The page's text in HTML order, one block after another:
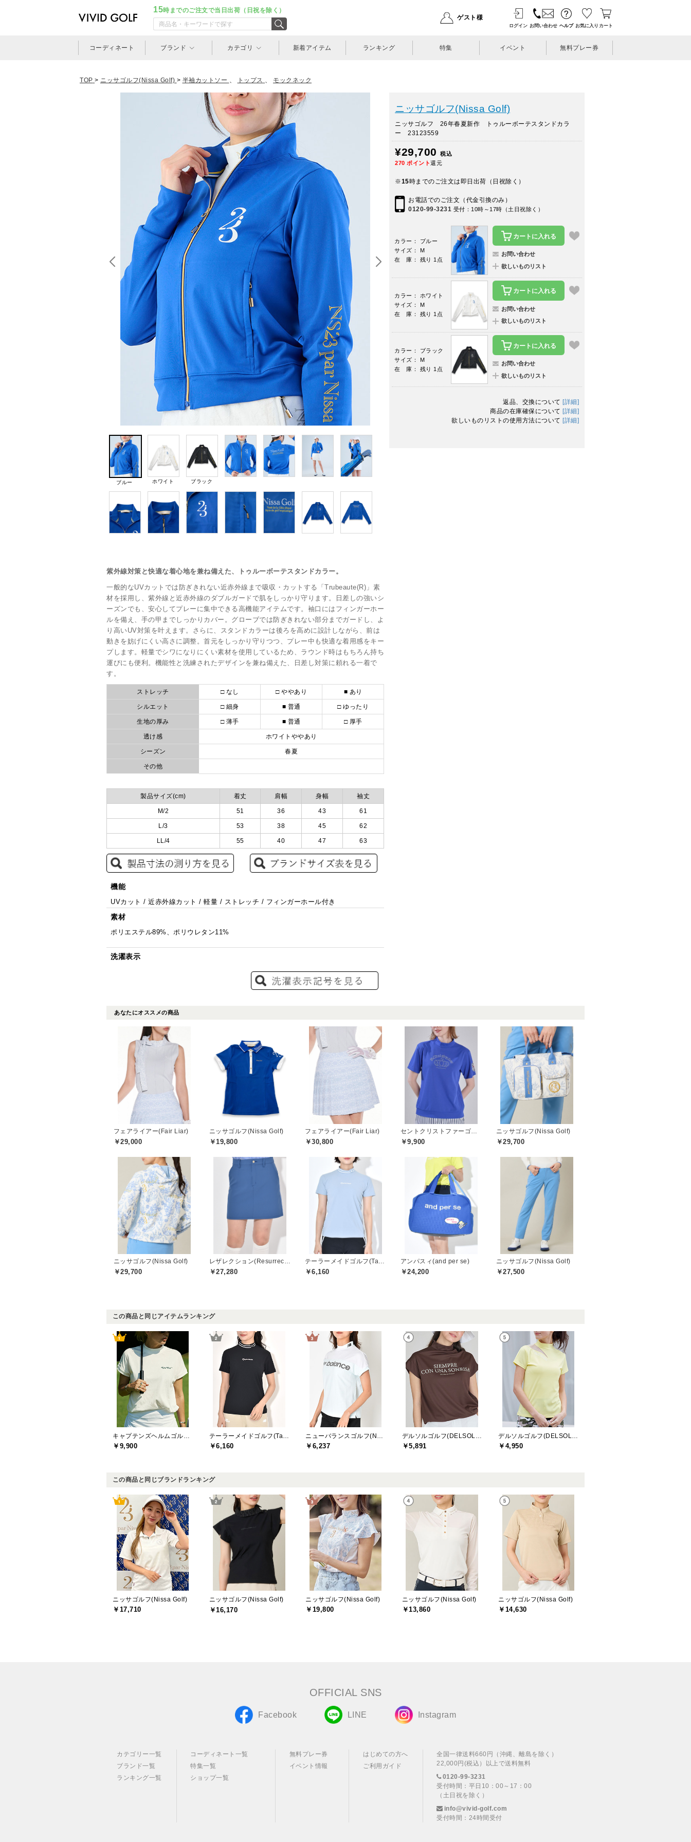
15時までのご注文で当日出荷（日祝を除く）
ゲスト様
ログイン お問い合わせ ヘルプ お気に入り カート
コーディネート ブランド カテゴリ 新着アイテム ランキング 特集 イベント 無料プレー券
TOP > ニッサゴルフ(Nissa Golf) > 半袖カットソー 、 トップス 、 モックネック
ブルー ホワイト ブラック
紫外線対策と快適な着心地を兼ね備えた、トゥルーボーテスタンドカラー。
一般的なUVカットでは防ぎきれない近赤外線まで吸収・カットする「Trubeaute(R)」素
材を採用し、紫外線と近赤外線のダブルガードで肌をしっかり守ります。日差しの強いシ
ーズンでも、安心してプレーに集中できる高機能アイテムです。袖口にはフィンガーホー
ルを備え、手の甲までしっかりカバー。グローブでは防ぎきれない部分までガードし、よ
り高いUV対策を叶えます。さらに、スタンドカラーは後ろを高めに設計しながら、前は
動きを妨げにくい高さに調整。首元をしっかり守りつつ、プレー中も快適な着用感をキー
プします。軽量でシワになりにくい素材を使用しているため、ラウンド時はもちろん持ち
運びにも便利。機能性と洗練されたデザインを兼ね備えた、日差し対策に頼れる一着で
す。
ストレッチ □ なし □ ややあり ■ あり
シルエット □ 細身 ■ 普通 □ ゆったり
生地の厚み □ 薄手 ■ 普通 □ 厚手
透け感 ホワイトややあり
シーズン 春夏
その他
製品サイズ(cm) 着丈 肩幅 身幅 袖丈
M/2 51 36 43 61
L/3 53 38 45 62
LL/4 55 40 47 63
機能
UVカット / 近赤外線カット / 軽量 / ストレッチ / フィンガーホール付き
素材
ポリエステル89%、ポリウレタン11%
洗濯表示
ニッサゴルフ(Nissa Golf)
ニッサゴルフ 26年春夏新作 トゥルーボーテスタンドカラ
ー 23123559
¥29,700
税込
270 ポイント還元
※15時までのご注文は即日出荷（日祝除く）
お電話でのご注文（代金引換のみ）
0120-99-3231 受付：10時～17時（土日祝除く）
カラー： ブルー
サイズ： M
在 庫： 残り 1点
カートに入れる
お問い合わせ
欲しいものリスト
カラー： ホワイト
サイズ： M
在 庫： 残り 1点
カートに入れる
お問い合わせ
欲しいものリスト
カラー： ブラック
サイズ： M
在 庫： 残り 1点
カートに入れる
お問い合わせ
欲しいものリスト
返品、交換について [詳細]
商品の在庫確保について [詳細]
欲しいものリストの使用方法について [詳細]
あなたにオススメの商品
フェアライアー(Fair Liar)
￥29,000
ニッサゴルフ(Nissa Golf)
￥19,800
フェアライアー(Fair Liar)
￥30,800 ￥9,900
ニッサゴルフ(Nissa Golf)
￥29,700
ニッサゴルフ(Nissa Golf)
￥29,700 ￥27,280 ￥6,160
アンパスィ(and per se)
￥24,200
ニッサゴルフ(Nissa Golf)
￥27,500
この商品と同じアイテムランキング
￥9,900 ￥6,160 ￥6,237 ￥5,891 ￥4,950
この商品と同じブランドランキング
ニッサゴルフ(Nissa Golf)
￥17,710
ニッサゴルフ(Nissa Golf)
￥16,170
ニッサゴルフ(Nissa Golf)
￥19,800
ニッサゴルフ(Nissa Golf)
￥13,860
ニッサゴルフ(Nissa Golf)
￥14,630
OFFICIAL SNS
Facebook LINE Instagram
カテゴリー一覧
ブランド一覧
ランキング一覧
コーディネート一覧
特集一覧
ショップ一覧
無料プレー券
イベント情報
はじめての方へ
ご利用ガイド
全国一律送料660円（沖縄、離島を除く）
22,000円(税込）以上で送料無料
0120-99-3231
受付時間：平日10：00～17：00
（土日祝を除く）
info@vivid-golf.com
受付時間：24時間受付